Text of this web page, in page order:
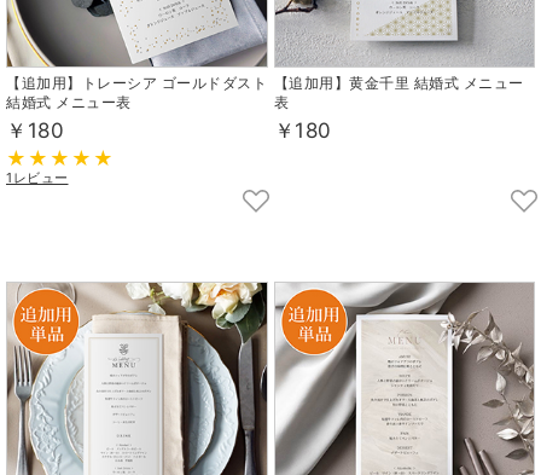
【追加用】トレーシア ゴールドダスト
結婚式 メニュー表
￥180
1レビュー
【追加用】黄金千里 結婚式 メニュー
表
￥180